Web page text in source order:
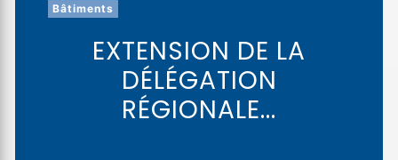
Bâtiments
EXTENSION DE LA
DÉLÉGATION
RÉGIONALE...